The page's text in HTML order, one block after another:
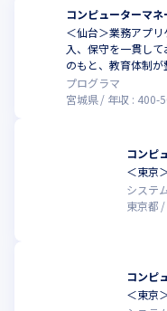
コンピューターマ
＜仙台＞業務アプ
入、保守を一貫し
のもと、教育体制
プログラマ
宮城県
年収 : 400-
コンピ
＜東京
システ
東京都
コンピ
＜東京